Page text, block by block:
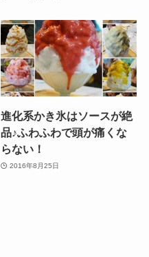
進化系かき氷はソースが絶
品♪ふわふわで頭が痛くな
らない！
2016年8月25日